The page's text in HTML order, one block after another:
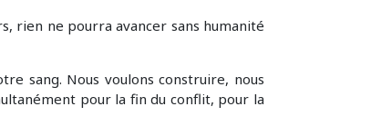
rien ne pourra avancer sans humanité
sang. Nous voulons construire, nous
pour la fin du conflit, pour la